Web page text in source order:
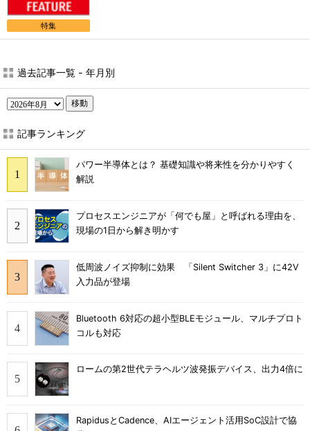
特集
過去記事一覧 - 年月別
移動
記事ランキング
パワー半導体とは？ 基礎知識や将来性を分かりやすく
解説
プロセスエンジニアが「何でも屋」と呼ばれる理由を、
現場の1日から解き明かす
低周波ノイズ抑制に効果 「Silent Switcher 3」に42V
入力品が登場
Bluetooth 6対応の超小型BLEモジュール、マルチプロト
コルも対応
ロームの第2世代テラヘルツ波発振デバイス、出力4倍に
RapidusとCadence、AIエージェント活用SoC設計で協